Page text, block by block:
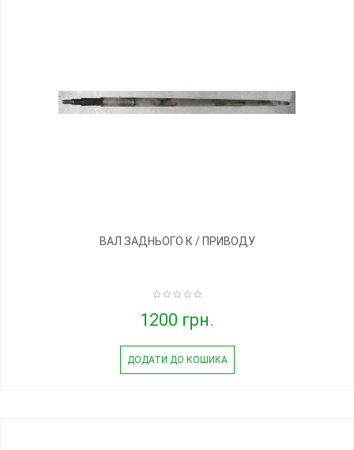
ВАЛ ЗАДНЬОГО К / ПРИВОДУ
1200 грн.
ДОДАТИ ДО КОШИКА